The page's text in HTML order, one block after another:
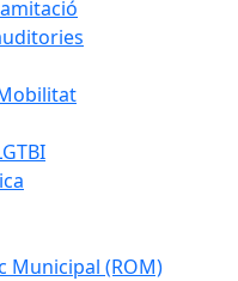
Municipal (ROM)